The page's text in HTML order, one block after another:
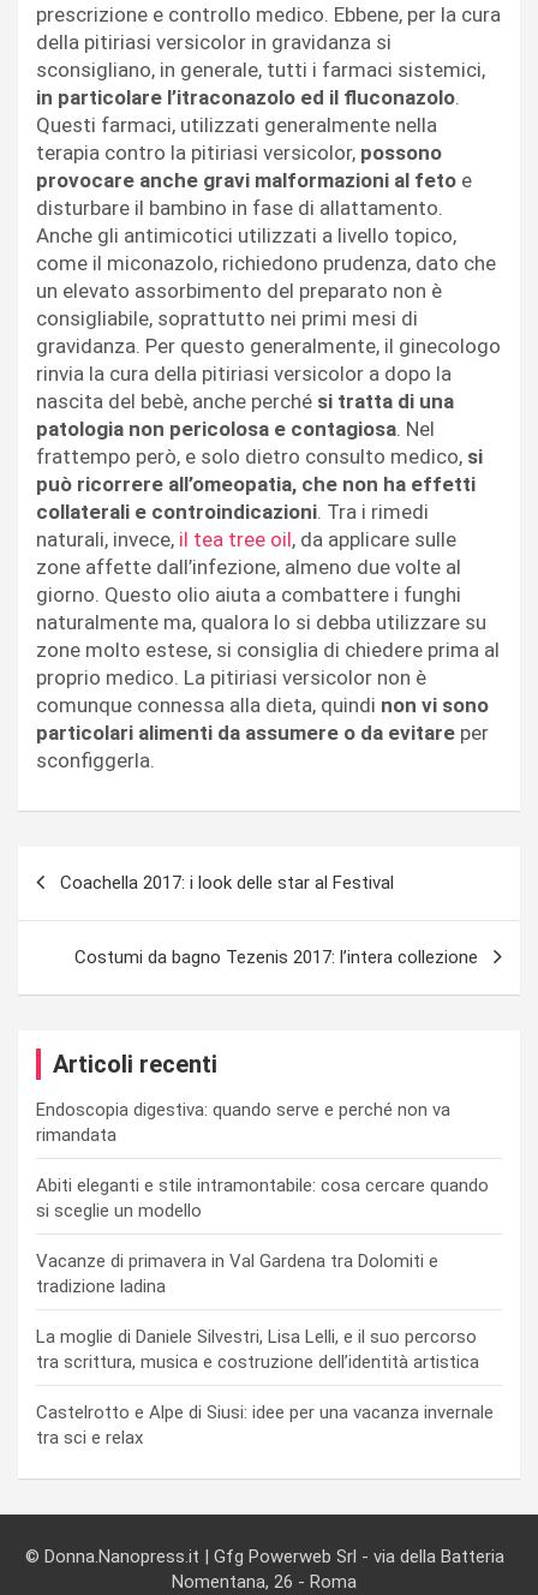
prescrizione e controllo medico. Ebbene, per la cura
della pitiriasi versicolor in gravidanza si
sconsigliano, in generale, tutti i farmaci sistemici,
in particolare l’itraconazolo ed il fluconazolo.
Questi farmaci, utilizzati generalmente nella
terapia contro la pitiriasi versicolor, possono
provocare anche gravi malformazioni al feto e
disturbare il bambino in fase di allattamento.
Anche gli antimicotici utilizzati a livello topico,
come il miconazolo, richiedono prudenza, dato che
un elevato assorbimento del preparato non è
consigliabile, soprattutto nei primi mesi di
gravidanza. Per questo generalmente, il ginecologo
rinvia la cura della pitiriasi versicolor a dopo la
nascita del bebè, anche perché si tratta di una
patologia non pericolosa e contagiosa. Nel
frattempo però, e solo dietro consulto medico, si
può ricorrere all’omeopatia, che non ha effetti
collaterali e controindicazioni. Tra i rimedi
naturali, invece, il tea tree oil, da applicare sulle
zone affette dall’infezione, almeno due volte al
giorno. Questo olio aiuta a combattere i funghi
naturalmente ma, qualora lo si debba utilizzare su
zone molto estese, si consiglia di chiedere prima al
proprio medico. La pitiriasi versicolor non è
comunque connessa alla dieta, quindi non vi sono
particolari alimenti da assumere o da evitare per
sconfiggerla.
Coachella 2017: i look delle star al Festival
Costumi da bagno Tezenis 2017: l’intera collezione
Articoli recenti
Endoscopia digestiva: quando serve e perché non va
rimandata
Abiti eleganti e stile intramontabile: cosa cercare quando
si sceglie un modello
Vacanze di primavera in Val Gardena tra Dolomiti e
tradizione ladina
La moglie di Daniele Silvestri, Lisa Lelli, e il suo percorso
tra scrittura, musica e costruzione dell’identità artistica
Castelrotto e Alpe di Siusi: idee per una vacanza invernale
tra sci e relax
© Donna.Nanopress.it | Gfg Powerweb Srl - via della Batteria
Nomentana, 26 - Roma